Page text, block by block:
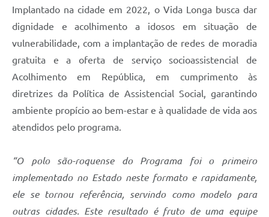
Qualifica São Roque
Sala do Empreendedor - Licenciamento Municipal para MEI
SEBRAE Aqui
Secretaria de Saúde
SIC
2ª Via de Tributos
FAQ - Perguntas frequentes
Contato
Implantado na cidade em 2022, o Vida Longa busca dar
dignidade e acolhimento a idosos em situação de
vulnerabilidade, com a implantação de redes de moradia
gratuita e a oferta de serviço socioassistencial de
Acolhimento em República, em cumprimento às
diretrizes da Política de Assistencial Social, garantindo
ambiente propício ao bem-estar e à qualidade de vida aos
atendidos pelo programa.
“O polo são-roquense do Programa foi o primeiro
implementado no Estado neste formato e rapidamente,
ele se tornou referência, servindo como modelo para
outras cidades. Este resultado é fruto de uma equipe